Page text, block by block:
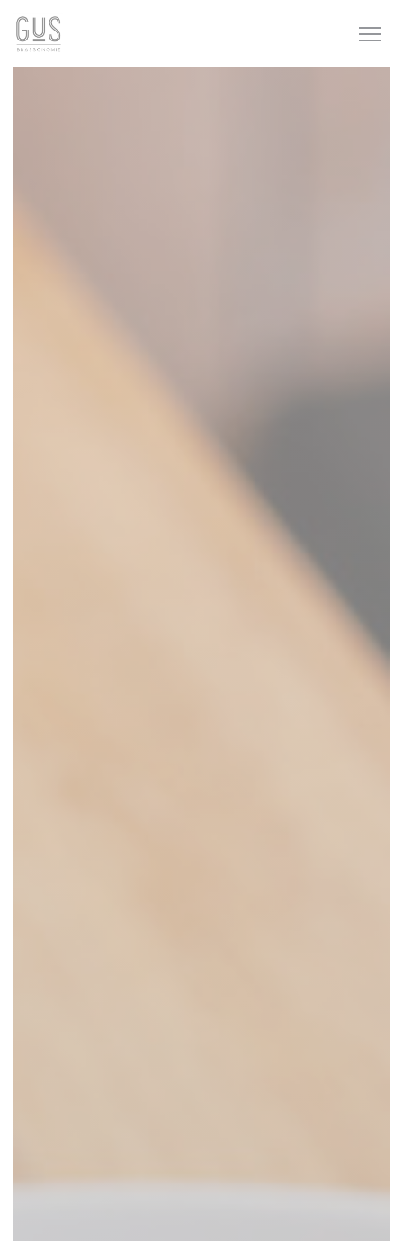
Cookie管理面板